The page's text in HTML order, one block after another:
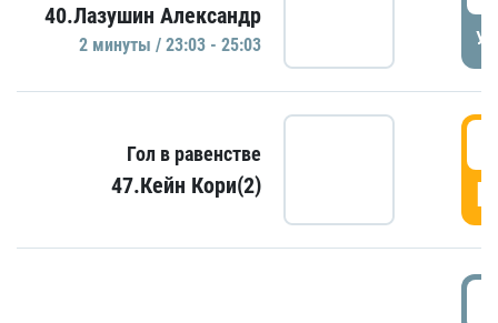
40.Лазушин Александр
2 минуты / 23:03 - 25:03
Гол в равенстве
47.Кейн Кори(2)